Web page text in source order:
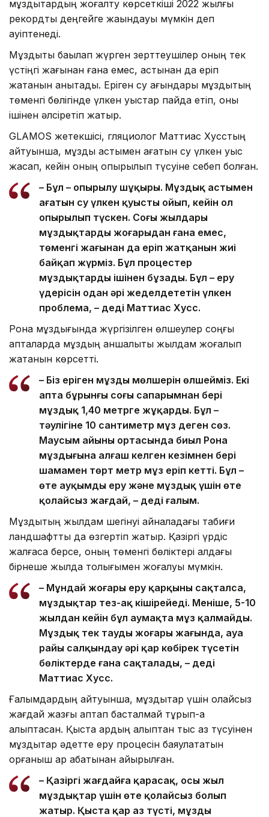
мұздықтардың жоғалту көрсеткіші 2022 жылғы
рекордтық деңгейге жақындауы мүмкін деп
қауіптенеді.
Мұздықты бақылап жүрген зерттеушілер оның тек
үстіңгі жағынан ғана емес, астынан да еріп
жатқанын анықтады. Еріген су ағындары мұздықтың
төменгі бөлігінде үлкен қуыстар пайда етіп, оны
ішінен әлсіретіп жатыр.
GLAMOS жетекшісі, гляциолог Маттиас Хусстың
айтуынша, мұздық астымен ағатын су үлкен қуыс
жасап, кейін оның опырылып түсуіне себеп болған.
– Бұл – опырылу шұңқыры. Мұздық астымен
ағатын су үлкен қуысты ойып, кейін ол
опырылып түскен. Соңғы жылдары
мұздықтардың жоғарыдан ғана емес,
төменгі жағынан да еріп жатқанын жиі
байқап жүрміз. Бұл процестер
мұздықтарды ішінен бұзады. Бұл – еру
үдерісін одан әрі жеделдететін үлкен
проблема, – деді Маттиас Хусс.
Рона мұздығында жүргізілген өлшеулер соңғы
апталарда мұздың қаншалықты жылдам жоғалып
жатқанын көрсетті.
– Біз еріген мұздың мөлшерін өлшейміз. Екі
апта бұрынғы соңғы сапарымнан бері
мұздық 1,40 метрге жұқарды. Бұл –
тәулігіне 10 сантиметр мұз деген сөз.
Маусым айының ортасында биыл Рона
мұздығына алғаш келген кезімнен бері
шамамен төрт метр мұз еріп кетті. Бұл –
өте ауқымды еру және мұздық үшін өте
қолайсыз жағдай, – деді ғалым.
Мұздықтың жылдам шегінуі айналадағы табиғи
ландшафтты да өзгертіп жатыр. Қазіргі үрдіс
жалғаса берсе, оның төменгі бөліктері алдағы
бірнеше жылда толығымен жоғалуы мүмкін.
– Мұндай жоғары еру қарқыны сақталса,
мұздықтар тез-ақ кішірейеді. Меніңше, 5-10
жылдан кейін бұл аумақта мұз қалмайды.
Мұздық тек таудың жоғары жағында, ауа
райы салқындау әрі қар көбірек түсетін
бөліктерде ғана сақталады, – деді
Маттиас Хусс.
Ғалымдардың айтуынша, мұздықтар үшін қолайсыз
жағдай жазғы аптап басталмай тұрып-ақ
қалыптасқан. Қыста қардың қалыптан тыс аз түсуінен
мұздықтар әдетте еру процесін баяулататын
қорғаныш қар қабатынан айырылған.
– Қазіргі жағдайға қарасақ, осы жыл
мұздықтар үшін өте қолайсыз болып
жатыр. Қыста қар аз түсті, мұзды